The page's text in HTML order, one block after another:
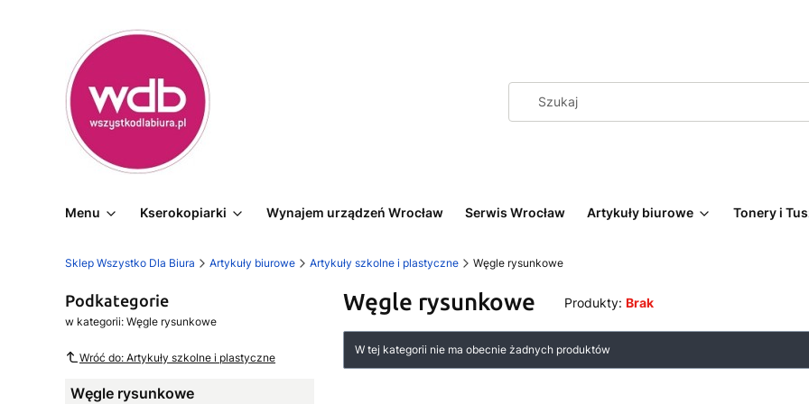
Menu Kserokopiarki Wynajem urządzeń Wrocław Serwis Wrocław Artykuły biurowe Tonery i
Sklep Wszystko Dla Biura Artykuły biurowe Artykuły szkolne i plastyczne Węgle rysunkowe
Podkategorie
w kategorii: Węgle rysunkowe
Wróć do: Artykuły szkolne i plastyczne
Węgle rysunkowe
Węgle rysunkowe Produkty: Brak
Lista produktów
W tej kategorii nie ma obecnie żadnych produktów